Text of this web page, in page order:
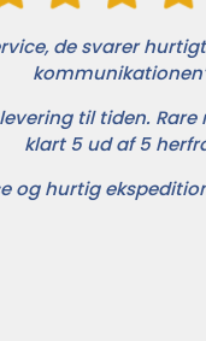
de svarer
til tiden.
klart 5 ud af 5
og hurtig